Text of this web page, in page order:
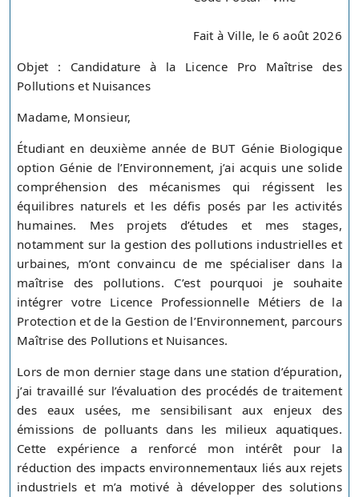
Fait à Ville, le 6 août 2026
Objet : Candidature à la Licence Pro Maîtrise des
Pollutions et Nuisances
Madame, Monsieur,
Étudiant en deuxième année de BUT Génie Biologique
option Génie de l’Environnement, j’ai acquis une solide
compréhension des mécanismes qui régissent les
équilibres naturels et les défis posés par les activités
humaines. Mes projets d’études et mes stages,
notamment sur la gestion des pollutions industrielles et
urbaines, m’ont convaincu de me spécialiser dans la
maîtrise des pollutions. C’est pourquoi je souhaite
intégrer votre Licence Professionnelle Métiers de la
Protection et de la Gestion de l’Environnement, parcours
Maîtrise des Pollutions et Nuisances.
Lors de mon dernier stage dans une station d’épuration,
j’ai travaillé sur l’évaluation des procédés de traitement
des eaux usées, me sensibilisant aux enjeux des
émissions de polluants dans les milieux aquatiques.
Cette expérience a renforcé mon intérêt pour la
réduction des impacts environnementaux liés aux rejets
industriels et m’a motivé à développer des solutions